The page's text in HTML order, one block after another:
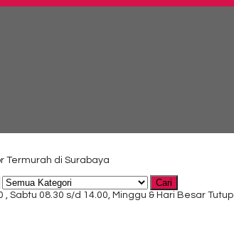
Termurah di Surabaya
Cari
Sabtu 08.30 s/d 14.00, Minggu & Hari Besar Tutup